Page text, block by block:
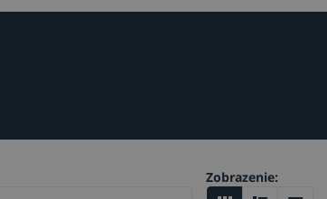
Zobrazenie: